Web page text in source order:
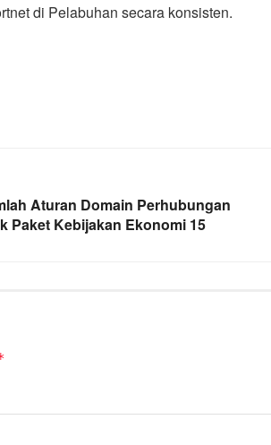
di Pelabuhan secara konsisten.
Aturan Domain Perhubungan
Paket Kebijakan Ekonomi 15